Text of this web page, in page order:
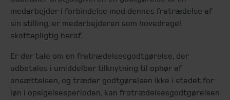
medarbejder i forbindelse med dennes fratrædelse af
sin stilling, er medarbejderen som hovedregel
skattepligtig heraf.
Er der tale om en fratrædelsesgodtgørelse, der
udbetales i umiddelbar tilknytning til ophør af
ansættelsen, og træder godtgørelsen ikke i stedet for
løn i opsigelsesperioden, kan fratrædelsesgodtgørelsen